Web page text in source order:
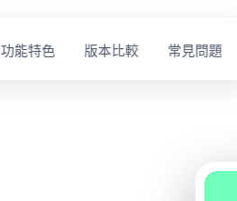
功能特色 版本比較 常見問題